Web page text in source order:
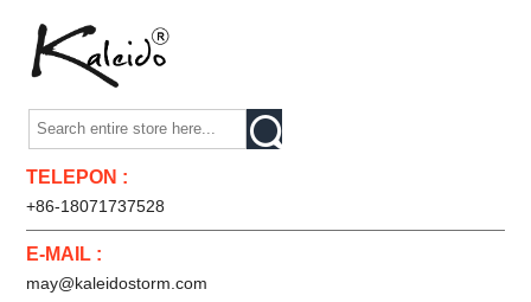

TELEPON :
+86-18071737528
E-MAIL :
may@kaleidostorm.com